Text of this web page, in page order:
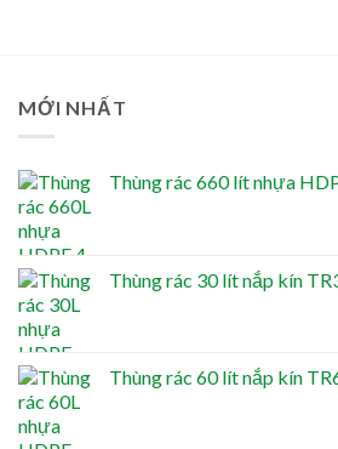
MỚI NHẤT
Thùng rác 660 lít nhựa
Thùng rác 30 lít nắp kín
Thùng rác 60 lít nắp kín